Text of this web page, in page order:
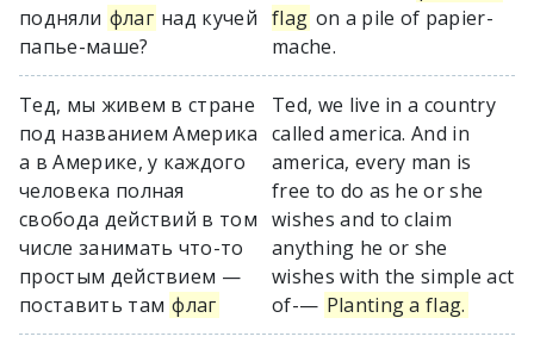
подняли флаг над кучей
папье-маше?
flag on a pile of papier-
mache.
Тед, мы живем в стране
под названием Америка
а в Америке, у каждого
человека полная
свобода действий в том
числе занимать что-то
простым действием —
поставить там флаг
Ted, we live in a country
called america. And in
america, every man is
free to do as he or she
wishes and to claim
anything he or she
wishes with the simple act
of-— Planting a flag.